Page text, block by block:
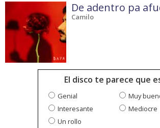
De adentro pa
Camilo
El disco te parece que
Genial
Muy
Interesante
Mediocre
Un rollo